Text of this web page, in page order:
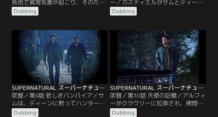
各地で異常気象が起こり、そのたび
に失踪者が出るという現象が続いて
いた。そんな中、サムとディーンの
が、煉獄から脱出した時のことを全
く思い出せないと言う。一方ケビン
の母リンダは、以前ケビンが悪魔を
撃退した爆弾作りを計画し、その材
料調達をある魔女に依頼する。
Dubbing
ー／カスティエルがサムとディーン
のようなハンターになりたいと言い
出したため、にわかハンタートリオ
するという奇妙な事件の調査に取り
かかる。調べを進めるうち3人は、
同じ小さな町で、ほかにも不可解な
事件が立て続けに起きていることを
知る。
Dubbing
SUPERNATURAL スーパーナチュラル シーズン8 第09話／吹替
吹替／第9話 悲しきバンパイア／サ
ムは、ディーンに黙ってハンターの
マーティンにベニーの追跡を依頼す
Dubbing
SUPERNATURAL スーパーナチュラル シーズン8 第10話／吹替
吹替／第10話 天使の記憶／アルフィ
ーがクラウリーに拉致され、拷問に
よって天界のもっとも重要な秘密を
Dubbing